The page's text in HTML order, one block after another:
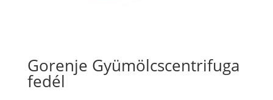
Gorenje Gyümölcscentrifuga
fedél